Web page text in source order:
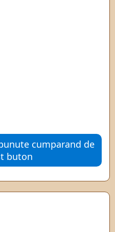
cumparand de
buton